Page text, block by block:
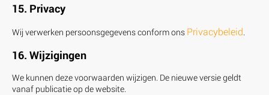
15. Privacy
Wij verwerken persoonsgegevens conform ons Privacybeleid.
16. Wijzigingen
We kunnen deze voorwaarden wijzigen. De nieuwe versie geldt
vanaf publicatie op de website.